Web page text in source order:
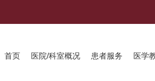
首页 医院/科室概况 患者服务 医学